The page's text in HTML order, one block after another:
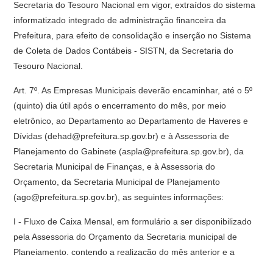
Secretaria do Tesouro Nacional em vigor, extraídos do sistema
informatizado integrado de administração financeira da
Prefeitura, para efeito de consolidação e inserção no Sistema
de Coleta de Dados Contábeis - SISTN, da Secretaria do
Tesouro Nacional.
Art. 7º. As Empresas Municipais deverão encaminhar, até o 5º
(quinto) dia útil após o encerramento do mês, por meio
eletrônico, ao Departamento ao Departamento de Haveres e
Dívidas (dehad@prefeitura.sp.gov.br) e à Assessoria de
Planejamento do Gabinete (aspla@prefeitura.sp.gov.br), da
Secretaria Municipal de Finanças, e à Assessoria do
Orçamento, da Secretaria Municipal de Planejamento
(ago@prefeitura.sp.gov.br), as seguintes informações:
I - Fluxo de Caixa Mensal, em formulário a ser disponibilizado
pela Assessoria do Orçamento da Secretaria municipal de
Planejamento, contendo a realização do mês anterior e a